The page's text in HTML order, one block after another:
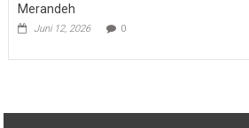
Merandeh
Juni 12, 2026 0